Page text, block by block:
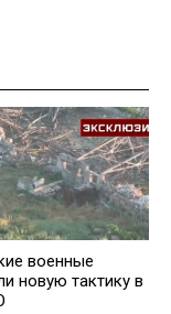
военные
новую тактику в